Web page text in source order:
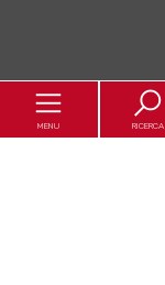
MENU RICERCA